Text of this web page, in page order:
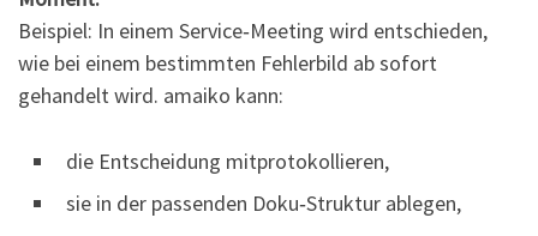
Beispiel: In einem Service‑Meeting wird entschieden,
wie bei einem bestimmten Fehlerbild ab sofort
gehandelt wird. amaiko kann:
die Entscheidung mitprotokollieren,
sie in der passenden Doku‑Struktur ablegen,